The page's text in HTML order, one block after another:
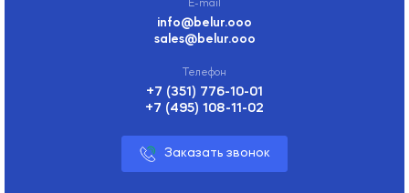
info@belur.ooo
sales@belur.ooo
+7 (351) 776-10-01
+7 (495) 108-11-02
Заказать звонок